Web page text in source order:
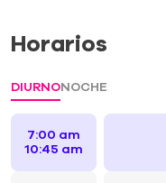
Horarios
DIURNONOCHE
7:00 am
10:45 am